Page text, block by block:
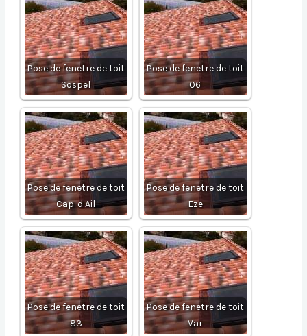
Pose de fenetre de toit
Sospel
Pose de fenetre de toit
06
Pose de fenetre de toit
Cap-d Ail
Pose de fenetre de toit
Eze
Pose de fenetre de toit
83
Pose de fenetre de toit
Var